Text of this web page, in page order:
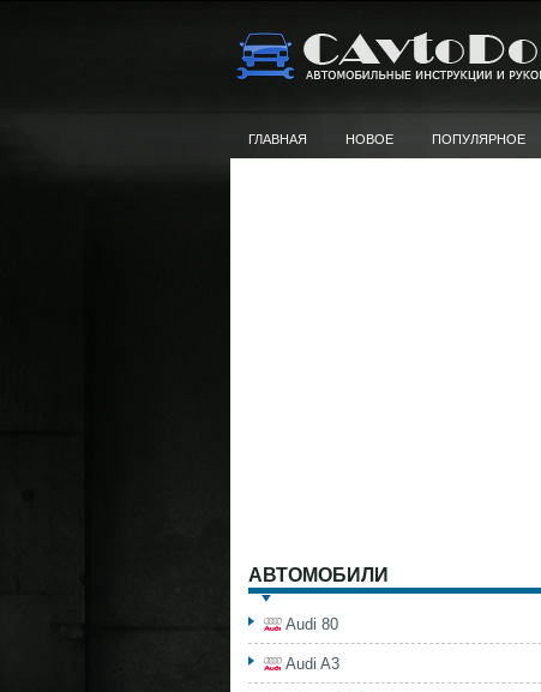
ГЛАВНАЯ НОВОЕ ПОПУЛЯРНОЕ
АВТОМОБИЛИ
Audi 80
Audi A3